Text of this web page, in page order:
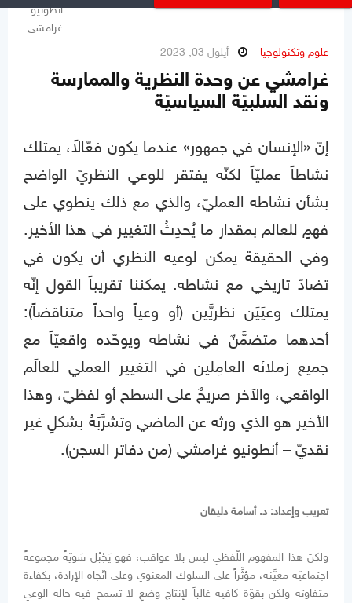
علوم وتكنولوجيا أيلول 03, 2023
غرامشي عن وحدة النظرية والممارسة
ونقد السلبيّة السياسيّة
إنّ «الإنسان في جمهور» عندما يكون فعّالاً، يمتلك
نشاطاً عمليّاً لكنّه يفتقر للوعي النظريّ الواضح
بشأن نشاطه العمليّ، والذي مع ذلك ينطوي على
فهمٍ للعالم بمقدار ما يُحدِثُ التغيير في هذا الأخير.
وفي الحقيقة يمكن لوعيه النظري أن يكون في
تضادّ تاريخي مع نشاطه. يمكننا تقريباً القول إنّه
يمتلك وعيَيَن نظريَّين (أو وعياً واحداً متناقضاً):
أحدهما متضمَّنٌ في نشاطه ويوحّده واقعيّاً مع
جميع زملائه العامِلين في التغيير العملي للعالَم
الواقعي، والآخر صريحٌ على السطح أو لفظيّ، وهذا
الأخير هو الذي ورثه عن الماضي وتشرَّبَهُ بشكلٍ غير
نقديّ – أنطونيو غرامشي (من دفاتر السجن).
تعريب وإعداد: د. أسامة دليقان
ولكنّ هذا المفهوم اللّفظي ليس بلا عواقب، فهو يَجْبُل سَويّةً مجموعةً
اجتماعيّة معيَّنة، مؤثِّراً على السلوك المعنوي وعلى اتّجاه الإرادة، بكفاءة
متفاوتة ولكن بقوّة كافية غالباً لإنتاج وضعٍ لا تسمح فيه حالة الوعي